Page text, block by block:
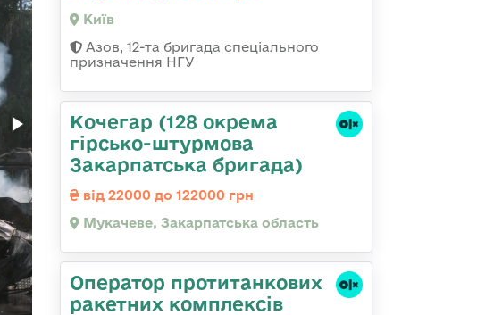
Київ
Азов, 12-та бригада спеціального
призначення НГУ
Кочегар (128 окрема
гірсько-штурмова
Закарпатська бригада)
від 22000 до 122000 грн
Мукачеве, Закарпатська область
Оператор протитанкових
ракетних комплексів